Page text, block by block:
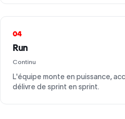
04
Run
Continu
L'équipe monte en puissance,
délivre de sprint en sprint.